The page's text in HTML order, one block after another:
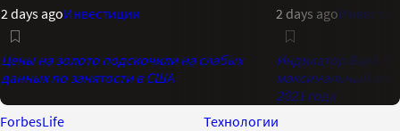
2 days agoИнвестиции
Цены на золото подскочили на слабых
данных по занятости в США
2 days ago
Индикатор Bank of
максимальный
2021 года
ForbesLife
Технологии